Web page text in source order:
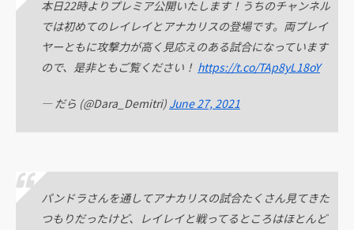
本日22時よりプレミア公開いたします！うちのチャンネル
では初めてのレイレイとアナカリスの登場です。両プレイ
ヤーともに攻撃力が高く見応えのある試合になっています
ので、是非ともご覧ください！ https://t.co/TAp8yL18oY
— だら (@Dara_Demitri) June 27, 2021
パンドラさんを通してアナカリスの試合たくさん見てきた
つもりだったけど、レイレイと戦ってるところはほとんど